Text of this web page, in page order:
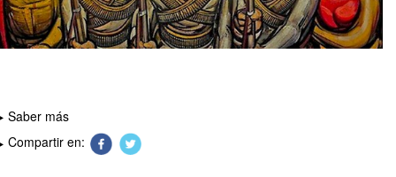
Saber más
Compartir en: